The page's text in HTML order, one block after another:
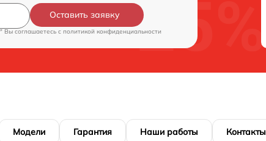
Оставить заявку
Вы соглашаетесь c политикой конфиденциальности
Модели Гарантия Наши работы Контакты